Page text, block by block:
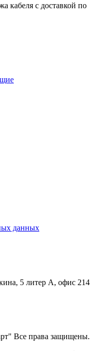
кабеля с доставкой по
данных
5 литер А, офис 214
Все права защищены.